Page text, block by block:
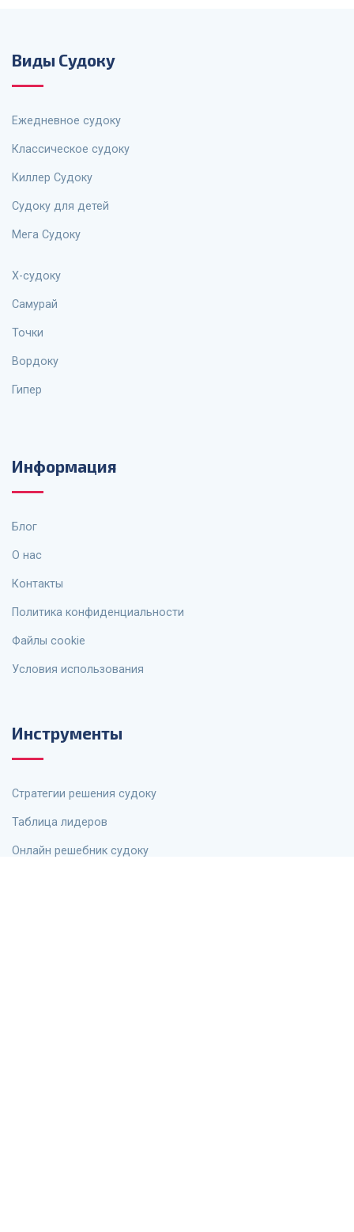
Виды Судоку
Ежедневное судоку
Классическое судоку
Киллер Судоку
Судоку для детей
Мега Судоку
X-судоку
Самурай
Точки
Вордоку
Гипер
Информация
Блог
О нас
Контакты
Политика конфиденциальности
Файлы cookie
Условия использования
Инструменты
Стратегии решения судоку
Таблица лидеров
Онлайн решебник судоку